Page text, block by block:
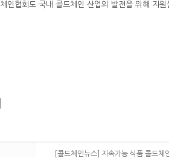
인협회도 국내 콜드체인 산업의 발전을 위해 지원
[콜드체인뉴스] 지속가능 식품 콜드체